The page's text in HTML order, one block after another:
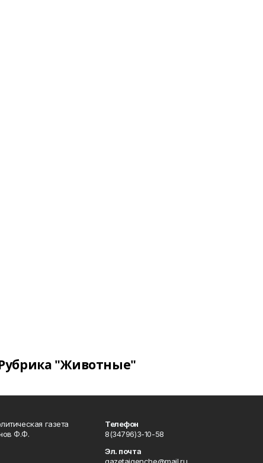
"Животные"
газета
Ф.Ф.
Телефон
8(34796)3-10-58
Эл. почта
gazetaigenche@mail.ru